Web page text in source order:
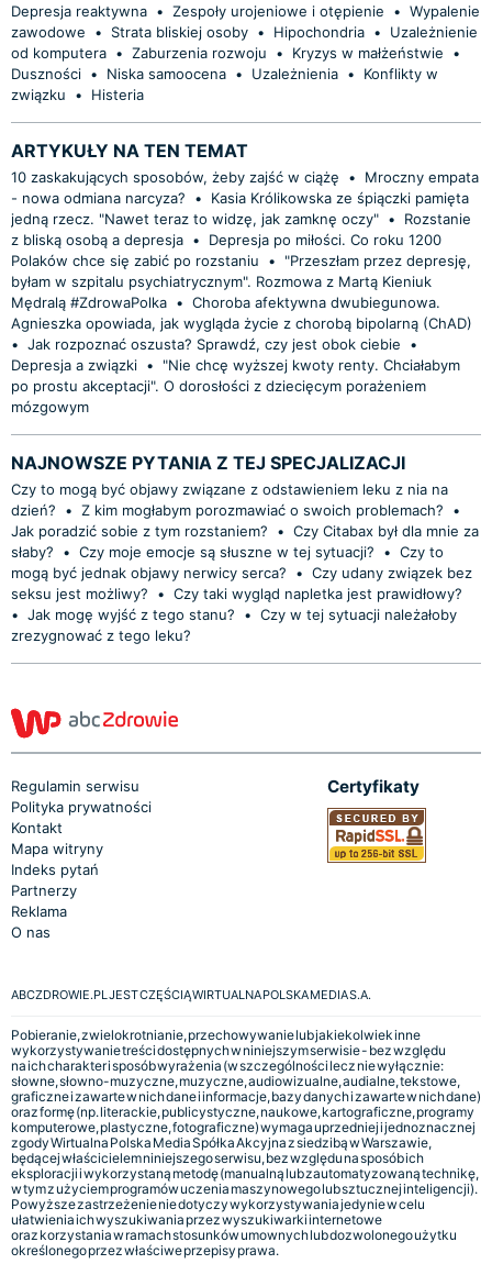
Depresja reaktywna • Zespoły urojeniowe i otępienie • Wypalenie
zawodowe
• Strata bliskiej osoby • Hipochondria •
Uzależnienie
od komputera • Zaburzenia rozwoju • Kryzys w małżeństwie
•
Duszności • Niska samoocena • Uzależnienia •
Konflikty w
związku
• Histeria
ARTYKUŁY NA TEN TEMAT
10 zaskakujących sposobów, żeby zajść w ciążę •
Mroczny empata
- nowa odmiana narcyza?
•
Kasia Królikowska ze śpiączki pamięta
jedną rzecz. "Nawet teraz to widzę, jak zamknę oczy" •
Rozstanie
z bliską osobą a depresja •
Depresja po miłości. Co roku 1200
Polaków chce się zabić po rozstaniu
•
"Przeszłam przez depresję,
byłam w szpitalu psychiatrycznym". Rozmowa z Martą Kieniuk
Mędralą #ZdrowaPolka • Choroba afektywna dwubiegunowa.
Agnieszka opowiada, jak wygląda życie z chorobą bipolarną (ChAD)
• Jak rozpoznać oszusta? Sprawdź, czy jest obok ciebie
•
Depresja a związki •
"Nie chcę wyższej kwoty renty. Chciałabym
po prostu akceptacji". O dorosłości z dziecięcym porażeniem
mózgowym
NAJNOWSZE PYTANIA Z TEJ SPECJALIZACJI
Czy to mogą być objawy związane z odstawieniem leku z nia na
dzień?
• Z kim mogłabym porozmawiać o swoich problemach?
•
Jak poradzić sobie z tym rozstaniem?
• Czy Citabax był dla mnie za
słaby?
• Czy moje emocje są słuszne w tej sytuacji? • Czy to
mogą być jednak objawy nerwicy serca?
• Czy udany związek bez
seksu jest możliwy?
• Czy taki wygląd napletka jest prawidłowy?
• Jak mogę wyjść z tego stanu? • Czy w tej sytuacji należałoby
zrezygnować z tego leku?
Regulamin serwisu
Polityka prywatności
Kontakt
Mapa witryny
Indeks pytań
Partnerzy
Reklama
O nas
Certyfikaty
ABCZDROWIE.PL JEST CZĘŚCIĄ WIRTUALNA POLSKA MEDIA S.A.
Pobieranie, zwielokrotnianie, przechowywanie lub jakiekolwiek inne
wykorzystywanie treści dostępnych w niniejszym serwisie - bez względu
na ich charakter i sposób wyrażenia (w szczególności lecz nie wyłącznie:
słowne, słowno-muzyczne, muzyczne, audiowizualne, audialne, tekstowe,
graficzne i zawarte w nich dane i informacje, bazy danych i zawarte w nich dane)
oraz formę (np. literackie, publicystyczne, naukowe, kartograficzne, programy
komputerowe, plastyczne, fotograficzne) wymaga uprzedniej i jednoznacznej
zgody Wirtualna Polska Media Spółka Akcyjna z siedzibą w Warszawie,
będącej właścicielem niniejszego serwisu, bez względu na sposób ich
eksploracji i wykorzystaną metodę (manualną lub zautomatyzowaną technikę,
w tym z użyciem programów uczenia maszynowego lub sztucznej inteligencji).
Powyższe zastrzeżenie nie dotyczy wykorzystywania jedynie w celu
ułatwienia ich wyszukiwania przez wyszukiwarki internetowe
oraz korzystania w ramach stosunków umownych lub dozwolonego użytku
określonego przez właściwe przepisy prawa.